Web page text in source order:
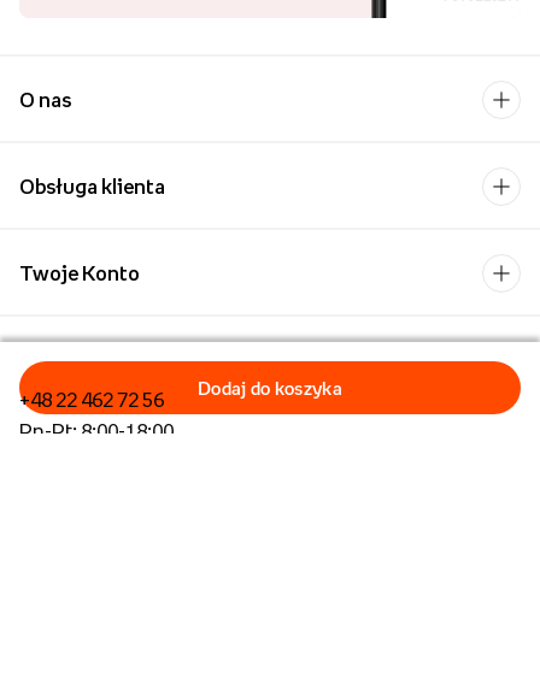
O nas
Obsługa klienta
Kontakt
+48 22 462 72 56
Pn-Pt: 8:00-18:00
Twoje Konto